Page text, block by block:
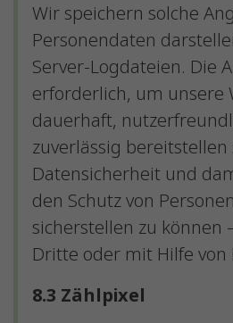
Wir speichern solche
Personendaten
Server-Logdateien. Die
erforderlich, um unsere
dauerhaft,
zuverlässig
Datensicherheit und
den Schutz von
sicherstellen zu können
Dritte oder mit Hilfe von
8.3 Zählpixel